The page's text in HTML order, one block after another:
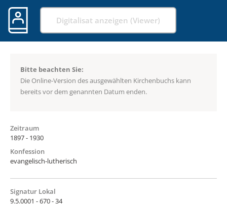
Digitalisat anzeigen (Viewer)
Bitte beachten Sie:
Die Online-Version des ausgewählten Kirchenbuchs kann
bereits vor dem genannten Datum enden.
Zeitraum
1897 - 1930
Konfession
evangelisch-lutherisch
Signatur Lokal
9.5.0001 - 670 - 34